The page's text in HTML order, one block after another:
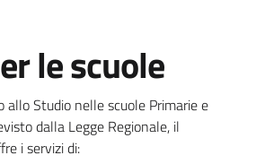
le scuole
allo Studio nelle scuole Primarie e
dalla Legge Regionale, il
i servizi di: